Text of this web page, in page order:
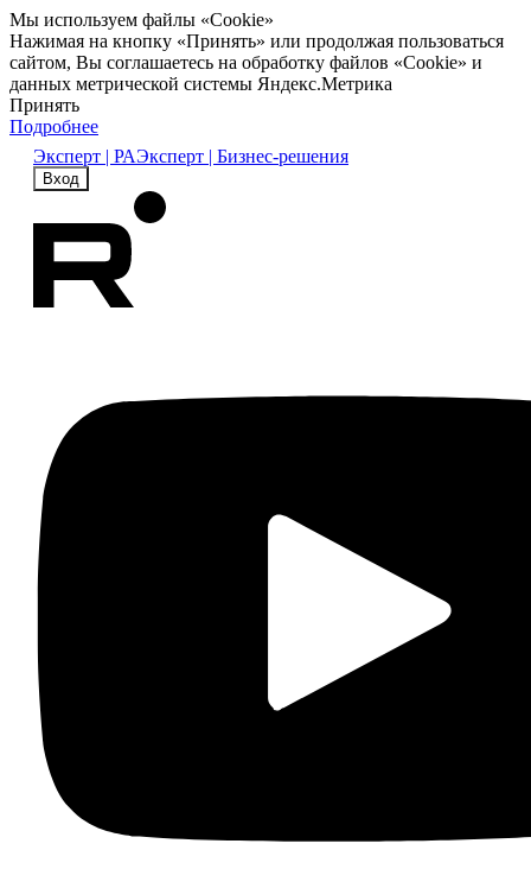
Мы используем файлы «Cookie»
Нажимая на кнопку «Принять» или продолжая пользоваться
сайтом, Вы соглашаетесь на обработку файлов «Cookie» и
данных метрической системы Яндекс.Метрика
Принять
Подробнее
Эксперт | РАЭксперт | Бизнес-решения
Вход